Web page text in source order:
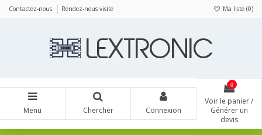
Contactez-nous Rendez-nous visite Ma liste (0)
Menu Chercher Connexion
0
Voir le panier /
Générer un
devis
Panneau de gestion des cookies